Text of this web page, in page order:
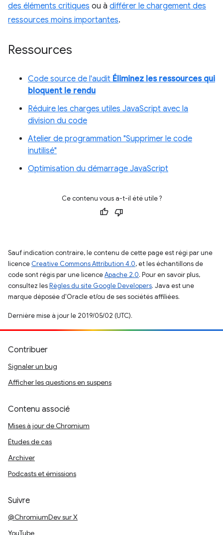
des éléments critiques ou à différer le chargement des
ressources moins importantes.
Ressources
Code source de l'audit Éliminez les ressources qui
bloquent le rendu
Réduire les charges utiles JavaScript avec la
division du code
Atelier de programmation "Supprimer le code
inutilisé"
Optimisation du démarrage JavaScript
Ce contenu vous a-t-il été utile ?
Sauf indication contraire, le contenu de cette page est régi par une
licence Creative Commons Attribution 4.0, et les échantillons de
code sont régis par une licenceApache 2.0. Pour en savoir plus,
consultez lesRègles du site Google Developers. Java est une
marque déposée d'Oracle et/ou de ses sociétés affiliées.
Dernière mise à jour le 2019/05/02 (UTC).
Contribuer
Signaler un bug
Afficher les questions en suspens
Contenu associé
Mises à jour de Chromium
Études de cas
Archiver
Podcasts et émissions
Suivre
@ChromiumDev sur X
YouTube